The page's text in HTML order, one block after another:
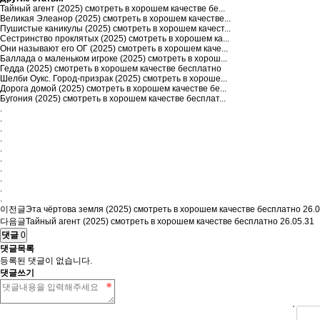
Тайный агент (2025) смотреть в хорошем качестве бе...
Великая Элеанор (2025) смотреть в хорошем качестве...
Пушистые каникулы (2025) смотреть в хорошем качест...
Сестринство проклятых (2025) смотреть в хорошем ка...
Они называют его ОГ (2025) смотреть в хорошем каче...
Баллада о маленьком игроке (2025) смотреть в хорош...
Гедда (2025) смотреть в хорошем качестве бесплатно
Шелби Оукс. Город-призрак (2025) смотреть в хороше...
Дорога домой (2025) смотреть в хорошем качестве бе...
Бугония (2025) смотреть в хорошем качестве бесплат...
.
.
.
.
.
.
.
.
.
.
이전글Эта чёртова земля (2025) смотреть в хорошем качестве бесплатно
다음글Тайный агент (2025) смотреть в хорошем качестве бесплатно 26.05.31
댓글 0
댓글목록
등록된 댓글이 없습니다.
댓글쓰기